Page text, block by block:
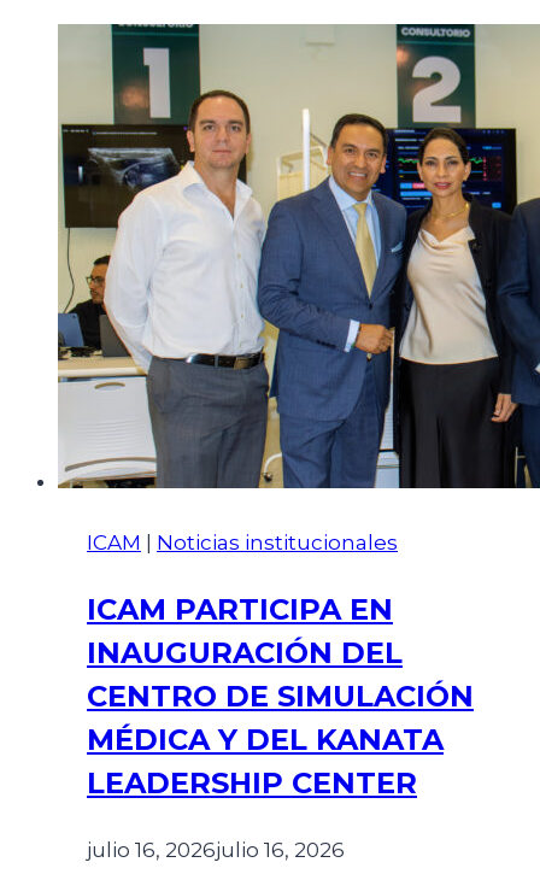
ICAM | Noticias institucionales
ICAM PARTICIPA EN
INAUGURACIÓN DEL
CENTRO DE SIMULACIÓN
MÉDICA Y DEL KANATA
LEADERSHIP CENTER
julio 16, 2026julio 16, 2026